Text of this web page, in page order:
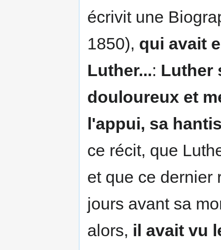
écrivit une
1850), qui avait
Luther...: Luther
douloureux et
l'appui, sa
ce récit, que
et que ce dernier
jours avant sa
alors, il avait vu